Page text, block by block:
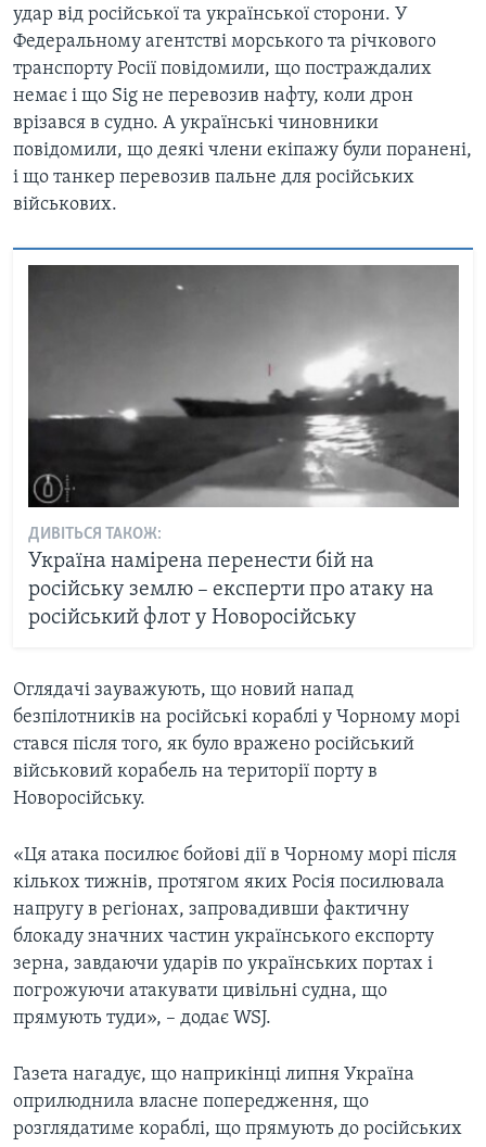
удар від російської та української сторони. У
Федеральному агентстві морського та річкового
транспорту Росії повідомили, що постраждалих
немає і що Sig не перевозив нафту, коли дрон
врізався в судно. А українські чиновники
повідомили, що деякі члени екіпажу були поранені,
і що танкер перевозив пальне для російських
військових.
ДИВІТЬСЯ ТАКОЖ:
Україна намірена перенести бій на
російську землю – експерти про атаку на
російський флот у Новоросійську
Оглядачі зауважують, що новий напад
безпілотників на російські кораблі у Чорному морі
стався після того, як було вражено російський
військовий корабель на території порту в
Новоросійську.
«Ця атака посилює бойові дії в Чорному морі після
кількох тижнів, протягом яких Росія посилювала
напругу в регіонах, запровадивши фактичну
блокаду значних частин українського експорту
зерна, завдаючи ударів по українських портах і
погрожуючи атакувати цивільні судна, що
прямують туди», – додає WSJ.
Газета нагадує, що наприкінці липня Україна
оприлюднила власне попередження, що
розглядатиме кораблі, що прямують до російських